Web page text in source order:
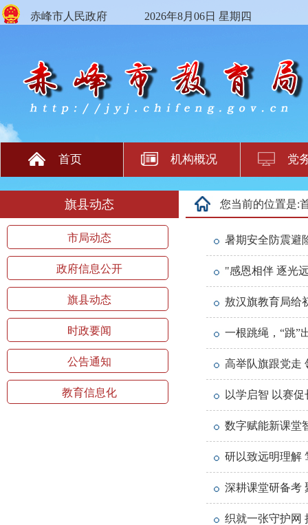
赤峰市人民政府 2026年8月06日 星期四
首页 机构概况 党
旗县动态
市局动态
政府信息公开
旗县动态
时政要闻
公告通知
教育信息化
您当前的位置是:
暑期安全防震避
"感恩相伴 逐光
敖汉旗教育局给
一根跳绳，“跳”
高举队旗跟党走
以学启智 以赛
数字赋能新课堂
研以致远明理解
深耕课堂研备考
织就一张守护网